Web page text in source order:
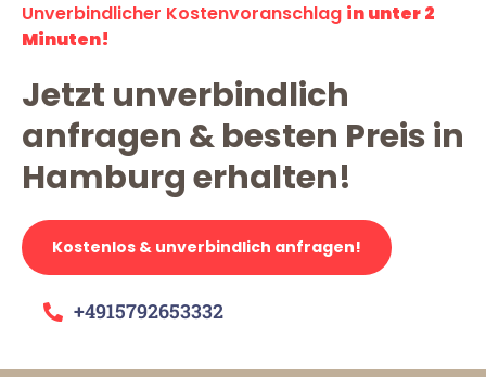
Unverbindlicher Kostenvoranschlag in unter 2
Minuten!
Jetzt unverbindlich
anfragen & besten Preis in
Hamburg erhalten!
Kostenlos & unverbindlich anfragen!
+4915792653332